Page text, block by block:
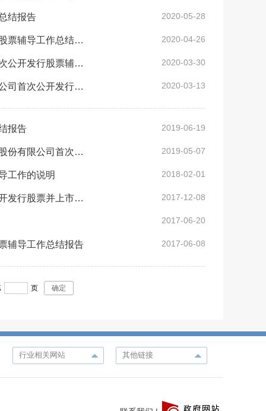
结报告 2020-05-28
国信证券关于云南贝泰妮生物科技集团股份有限公司首次公开发行股票辅导工作总结报告 2020-04-26
中泰证券股份有限公司关于云南神农农业产业集团股份有限公司首次公开发行股票辅导工作总结报告 2020-03-30
国泰君安证券股份有限公司关于云南北方奥雷德光电科技股份有限公司首次公开发行股票并在科创板上市辅导工作的总结报告（国泰君安司发[2020]177号） 2020-03-13
报告 2019-06-19
申万宏源证券承销保荐有限责任公司关于云南北方奥雷德光电科技股份有限公司首次公开发行股票终止辅导工作报告 2019-05-07
工作的说明 2018-02-01
民生证券股份有限公司关于云南震安减震科技股份有限公司首次公开发行股票并上市之辅导总结报告 2017-12-08
2017-06-20
辅导工作总结报告 2017-06-08
页 确定